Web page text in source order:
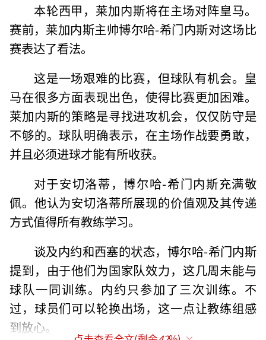
本轮西甲，莱加内斯将在主场对阵皇马。
赛前，莱加内斯主帅博尔哈-希门内斯对这场比
赛表达了看法。
这是一场艰难的比赛，但球队有机会。皇
马在很多方面表现出色，使得比赛更加困难。
莱加内斯的策略是寻找进攻机会，仅仅防守是
不够的。球队明确表示，在主场作战要勇敢，
并且必须进球才能有所收获。
对于安切洛蒂，博尔哈-希门内斯充满敬
佩。他认为安切洛蒂所展现的价值观及其传递
方式值得所有教练学习。
谈及内约和西塞的状态，博尔哈-希门内斯
提到，由于他们为国家队效力，这几周未能与
球队一同训练。内约只参加了三次训练。不
过，球员们可以轮换出场，这一点让教练组感
到放心。